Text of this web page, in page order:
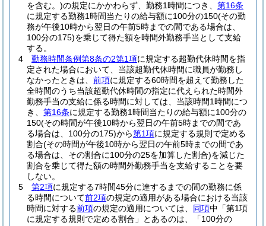
を含む。)の規定にかかわらず、勤務1時間につき、 第16条
に規定する勤務1時間当たりの給与額に100分の150(その勤
務が午後10時から翌日の午前5時までの間である場合は、
100分の175)を乗じて得た額を時間外勤務手当として支給
する。
4
勤務時間条例第8条の2第1項に規定する超勤代休時間を指
定された場合において、当該超勤代休時間に職員が勤務し
なかったときは、 前項に規定する60時間を超えて勤務した
全時間のうち当該超勤代休時間の指定に代えられた時間外
勤務手当の支給に係る時間に対しては、当該時間1時間につ
き、 第16条に規定する勤務1時間当たりの給与額に100分の
150(その時間が午後10時から翌日の午前5時までの間であ
る場合は、100分の175)から第1項に規定する規則で定める
割合(その時間が午後10時から翌日の午前5時までの間であ
る場合は、その割合に100分の25を加算した割合)を減じた
割合を乗じて得た額の時間外勤務手当を支給することを要
しない。
5
第2項に規定する7時間45分に達するまでの間の勤務に係
る時間について前2項の規定の適用がある場合における当該
時間に対する前項の規定の適用については、 同項中「第1項
に規定する規則で定める割合」とあるのは、「100分の